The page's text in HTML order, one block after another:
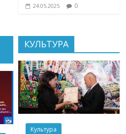
24.05.2025 0
КУЛЬТУРА
Культура